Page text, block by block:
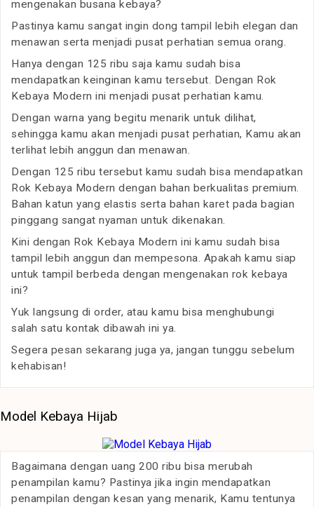
mengenakan busana kebaya?
Pastinya kamu sangat ingin dong tampil lebih elegan dan
menawan serta menjadi pusat perhatian semua orang.
Hanya dengan 125 ribu saja kamu sudah bisa
mendapatkan keinginan kamu tersebut. Dengan Rok
Kebaya Modern ini menjadi pusat perhatian kamu.
Dengan warna yang begitu menarik untuk dilihat,
sehingga kamu akan menjadi pusat perhatian, Kamu akan
terlihat lebih anggun dan menawan.
Dengan 125 ribu tersebut kamu sudah bisa mendapatkan
Rok Kebaya Modern dengan bahan berkualitas premium.
Bahan katun yang elastis serta bahan karet pada bagian
pinggang sangat nyaman untuk dikenakan.
Kini dengan Rok Kebaya Modern ini kamu sudah bisa
tampil lebih anggun dan mempesona. Apakah kamu siap
untuk tampil berbeda dengan mengenakan rok kebaya
ini?
Yuk langsung di order, atau kamu bisa menghubungi
salah satu kontak dibawah ini ya.
Segera pesan sekarang juga ya, jangan tunggu sebelum
kehabisan!
Model Kebaya Hijab
Bagaimana dengan uang 200 ribu bisa merubah
penampilan kamu? Pastinya jika ingin mendapatkan
penampilan dengan kesan yang menarik, Kamu tentunya